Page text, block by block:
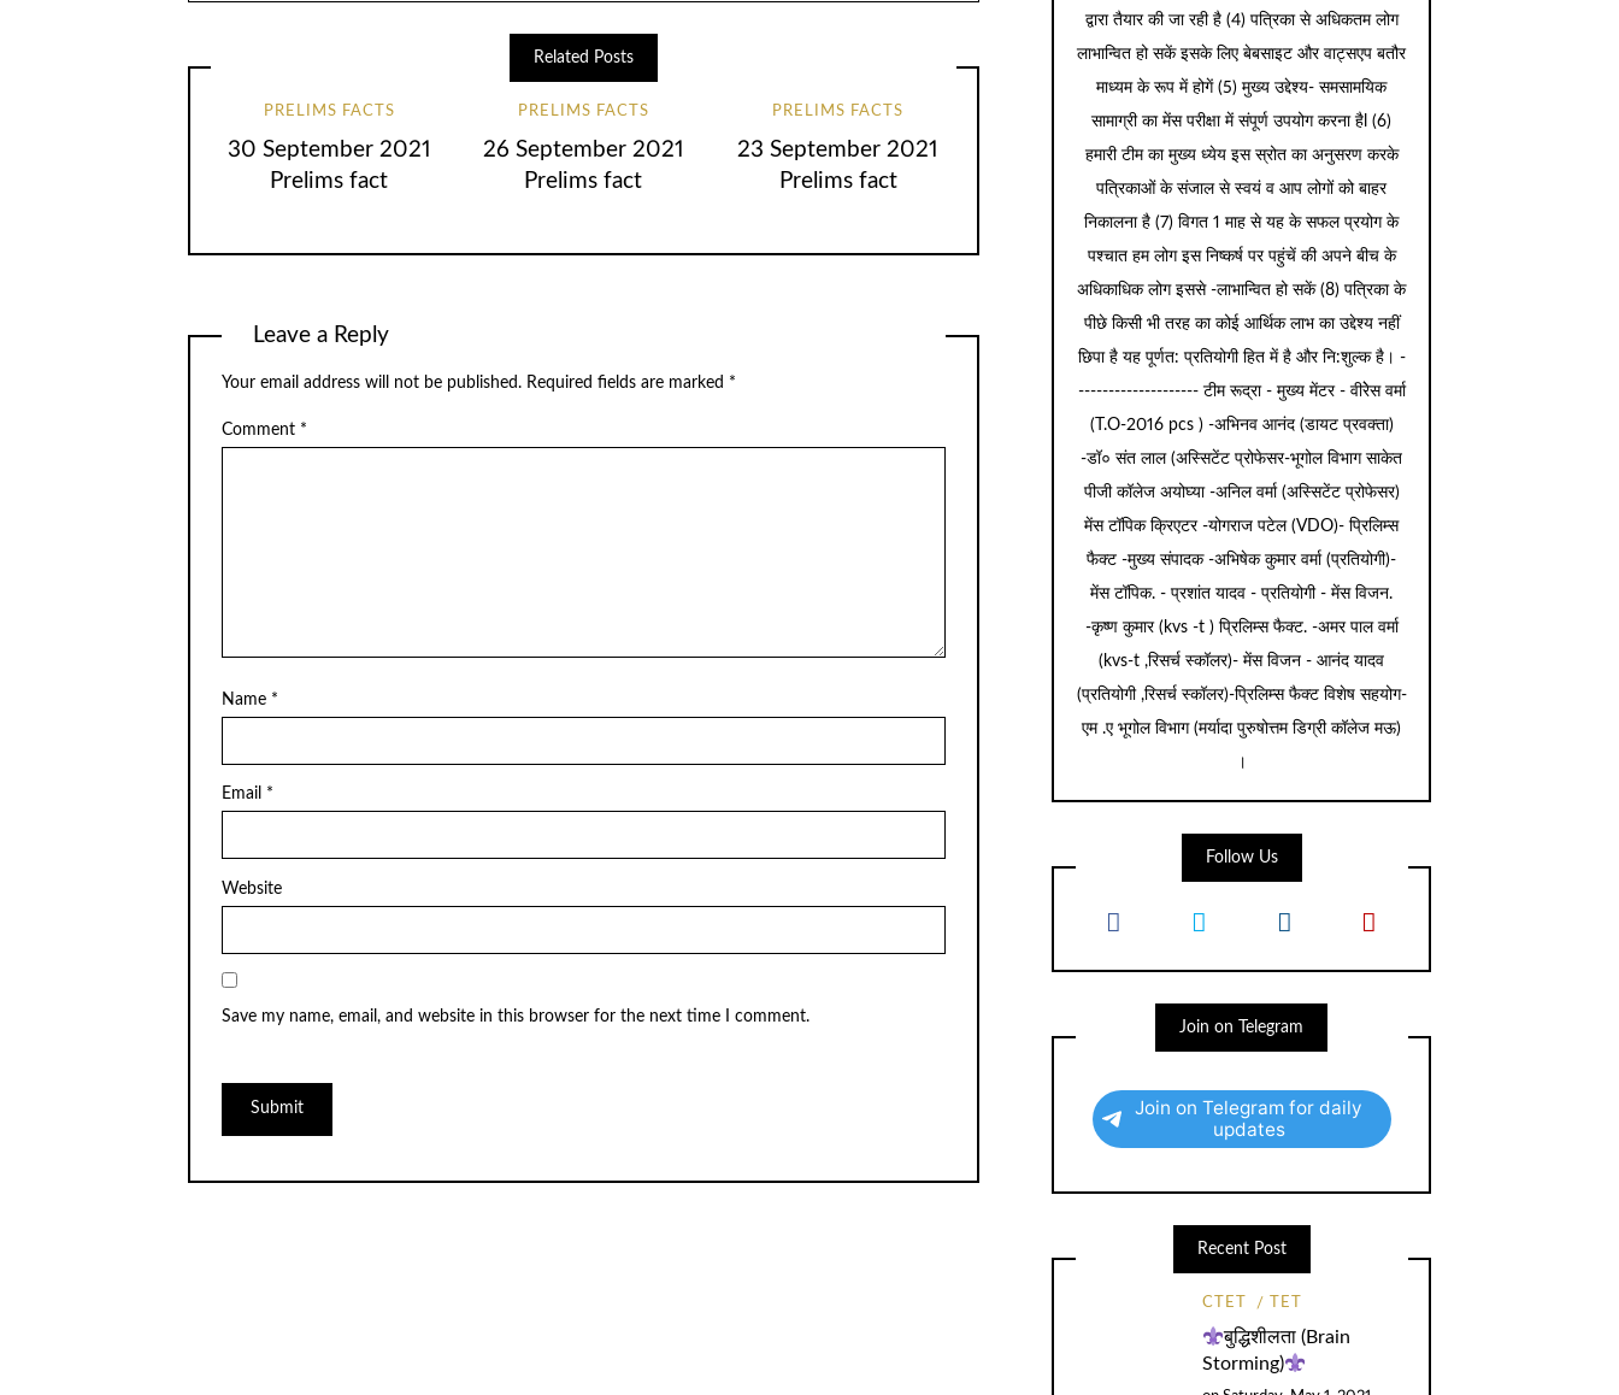
Related Posts
PRELIMS FACTS
30 September 2021
Prelims fact
PRELIMS FACTS
26 September 2021
Prelims fact
PRELIMS FACTS
23 September 2021
Prelims fact
Leave a Reply
Your email address will not be published. Required fields are marked *
Comment *
Name *
Email *
Website
Save my name, email, and website in this browser for the next time I comment.
द्वारा तैयार की जा रही है (4) पत्रिका से अधिकतम लोग
लाभान्वित हो सकें इसके लिए बेबसाइट और वाट्सएप बतौर
माध्यम के रूप में होगें (5) मुख्य उद्देश्य- समसामयिक
सामाग्री का मेंस परीक्षा में संपूर्ण उपयोग करना हैl (6)
हमारी टीम का मुख्य ध्येय इस स्रोत का अनुसरण करके
पत्रिकाओं के संजाल से स्वयं व आप लोगों को बाहर
निकालना है (7) विगत 1 माह से यह के सफल प्रयोग के
पश्चात हम लोग इस निष्कर्ष पर पहुंचें की अपने बीच के
अधिकाधिक लोग इससे -लाभान्वित हो सकें (8) पत्रिका के
पीछे किसी भी तरह का कोई आर्थिक लाभ का उद्देश्य नहीं
छिपा है यह पूर्णत: प्रतियोगी हित में है और नि:शुल्क है। -
-------------------- टीम रूद्रा - मुख्य मेंटर - वीरेेस वर्मा
(T.O-2016 pcs ) -अभिनव आनंद (डायट प्रवक्ता)
-डॉ० संत लाल (अस्सिटेंट प्रोफेसर-भूगोल विभाग साकेत
पीजी कॉलेज अयोघ्या -अनिल वर्मा (अस्सिटेंट प्रोफेसर)
मेंस टॉपिक क्रिएटर -योगराज पटेल (VDO)- प्रिलिम्स
फैक्ट -मुख्य संपादक -अभिषेक कुमार वर्मा (प्रतियोगी)-
मेंस टॉपिक. - प्रशांत यादव - प्रतियोगी - मेंस विजन.
-कृष्ण कुमार (kvs -t ) प्रिलिम्स फैक्ट. -अमर पाल वर्मा
(kvs-t ,रिसर्च स्कॉलर)- मेंस विजन - आनंद यादव
(प्रतियोगी ,रिसर्च स्कॉलर)-प्रिलिम्स फैक्ट विशेष सहयोग-
एम .ए भूगोल विभाग (मर्यादा पुरुषोत्तम डिग्री कॉलेज मऊ)
।
Follow Us
Join on Telegram
Join on Telegram for daily
updates
Recent Post
CTET TET
बुद्धिशीलता (Brain
Storming)